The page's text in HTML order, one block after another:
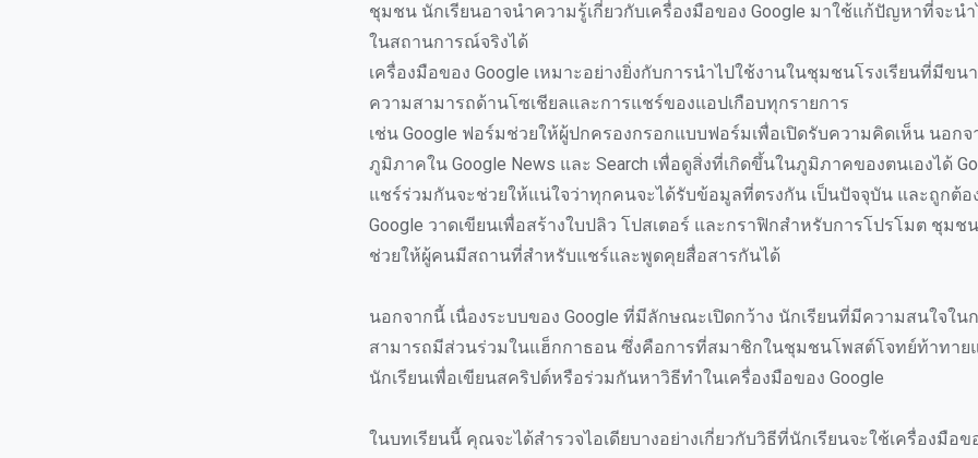
ชุมชน นักเรียนอาจนำความรู้เกี่ยวกับเครื่องมือของ Google มาใช้แก้ปัญหาที่จะน
ในสถานการณ์จริงได้
เครื่องมือของ Google เหมาะอย่างยิ่งกับการนำไปใช้งานในชุมชนโรงเรียนที่มีขน
ความสามารถด้านโซเชียลและการแชร์ของแอปเกือบทุกรายการ
เช่น Google ฟอร์มช่วยให้ผู้ปกครองกรอกแบบฟอร์มเพื่อเปิดรับความคิดเห็น นอก
ภูมิภาคใน Google News และ Search เพื่อดูสิ่งที่เกิดขึ้นในภูมิภาคของตนเองได้
แชร์ร่วมกันจะช่วยให้แน่ใจว่าทุกคนจะได้รับข้อมูลที่ตรงกัน เป็นปัจจุบัน และถูกต้
Google วาดเขียนเพื่อสร้างใบปลิว โปสเตอร์ และกราฟิกสำหรับการโปรโมต ชุมชน
ช่วยให้ผู้คนมีสถานที่สำหรับแชร์และพูดคุยสื่อสารกันได้
นอกจากนี้ เนื่องระบบของ Google ที่มีลักษณะเปิดกว้าง นักเรียนที่มีความสนใจใน
สามารถมีส่วนร่วมในแฮ็กกาธอน ซึ่งคือการที่สมาชิกในชุมชนโพสต์โจทย์ท้าทาย
นักเรียนเพื่อเขียนสคริปต์หรือร่วมกันหาวิธีทำในเครื่องมือของ Google
ในบทเรียนนี้ คุณจะได้สำรวจไอเดียบางอย่างเกี่ยวกับวิธีที่นักเรียนจะใช้เครื่องมือข